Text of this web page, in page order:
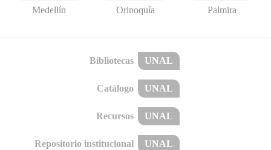
Medellín Orinoquía Palmira
Bibliotecas UNAL
Catálogo UNAL
Recursos UNAL
Repositorio institucional UNAL